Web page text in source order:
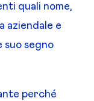
quali nome,
aziendale e
suo segno
perché